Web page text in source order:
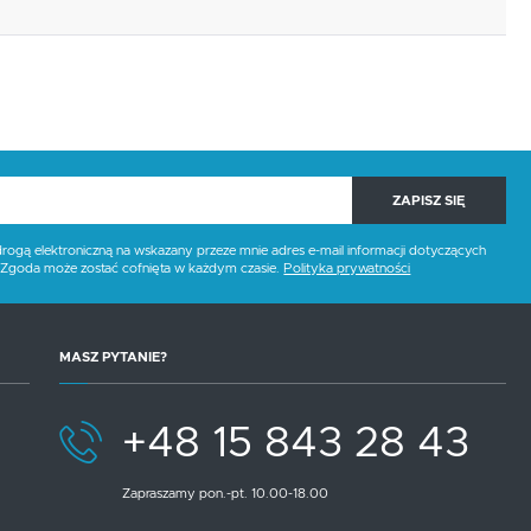
ZAPISZ SIĘ
elektroniczną na wskazany przeze mnie adres e-mail informacji dotyczących
może zostać cofnięta w każdym czasie. Polityka prywatności
MASZ PYTANIE?
+48 15 843 28 43
Zapraszamy pon.-pt. 10.00-18.00